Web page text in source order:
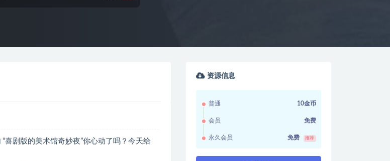
“喜剧版的美术馆奇妙夜”你心动了吗？今天给
资源信息
普通 10金币
会员 免费
永久会员 免费 推荐